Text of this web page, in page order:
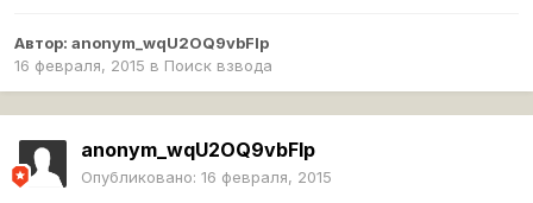
Автор: anonym_wqU2OQ9vbFlp
16 февраля, 2015 в Поиск взвода
anonym_wqU2OQ9vbFlp
Опубликовано: 16 февраля, 2015